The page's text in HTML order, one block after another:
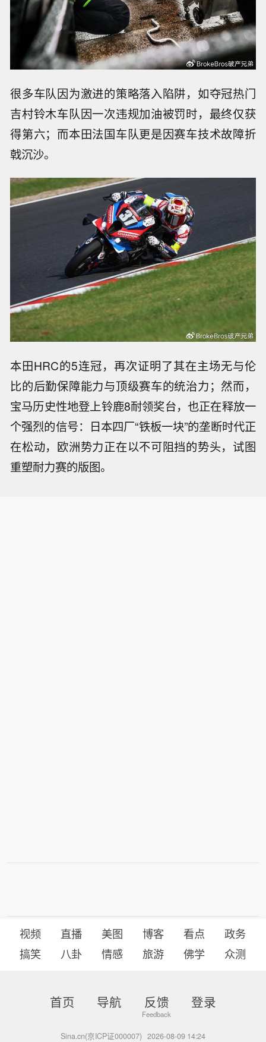
很多车队因为激进的策略落入陷阱，如夺冠热门
吉村铃木车队因一次违规加油被罚时，最终仅获
得第六；而本田法国车队更是因赛车技术故障折
戟沉沙。
本田HRC的5连冠，再次证明了其在主场无与伦
比的后勤保障能力与顶级赛车的统治力；然而，
宝马历史性地登上铃鹿8耐领奖台，也正在释放一
个强烈的信号：日本四厂“铁板一块”的垄断时代正
在松动，欧洲势力正在以不可阻挡的势头，试图
重塑耐力赛的版图。
视频 直播 美图 博客 看点
政务
搞笑
八卦 情感 旅游 佛学 众测
首页 导航 反馈 登录
Sina.cn(京ICP证000007) 2026-08-09 14:24